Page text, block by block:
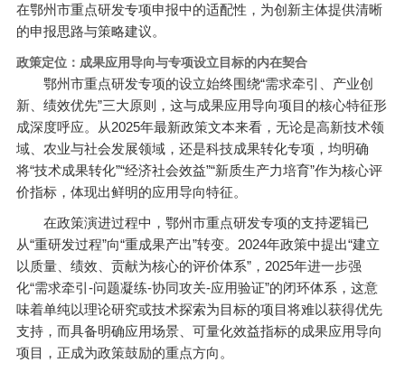
在鄂州市重点研发专项申报中的适配性，为创新主体提供清晰
的申报思路与策略建议。
政策定位：成果应用导向与专项设立目标的内在契合
鄂州市重点研发专项的设立始终围绕“需求牵引、产业创
新、绩效优先”三大原则，这与成果应用导向项目的核心特征形
成深度呼应。从2025年最新政策文本来看，无论是高新技术领
域、农业与社会发展领域，还是科技成果转化专项，均明确
将“技术成果转化”“经济社会效益”“新质生产力培育”作为核心评
价指标，体现出鲜明的应用导向特征。
在政策演进过程中，鄂州市重点研发专项的支持逻辑已
从“重研发过程”向“重成果产出”转变。2024年政策中提出“建立
以质量、绩效、贡献为核心的评价体系”，2025年进一步强
化“需求牵引-问题凝练-协同攻关-应用验证”的闭环体系，这意
味着单纯以理论研究或技术探索为目标的项目将难以获得优先
支持，而具备明确应用场景、可量化效益指标的成果应用导向
项目，正成为政策鼓励的重点方向。